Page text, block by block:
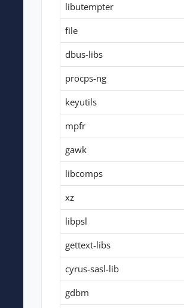
libutempter
file
dbus-libs
procps-ng
keyutils
mpfr
gawk
libcomps
xz
libpsl
gettext-libs
cyrus-sasl-lib
gdbm